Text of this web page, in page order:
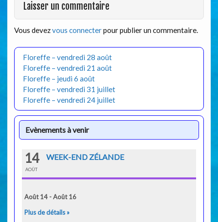
Laisser un commentaire
Vous devezvous connecterpour publier un commentaire.
Floreffe – vendredi 28 août
Floreffe – vendredi 21 août
Floreffe – jeudi 6 août
Floreffe – vendredi 31 juillet
Floreffe – vendredi 24 juillet
Evènements à venir
14
AOÛT
WEEK-END ZÉLANDE
Août 14 - Août 16
Plus de détails »